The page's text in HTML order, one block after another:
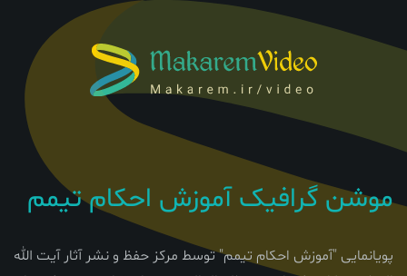
موشن گرافیک آموزش احکام تیمم
پویانمایی "آموزش احکام تیمم" توسط مرکز حفظ و نشر آثار آیت الله